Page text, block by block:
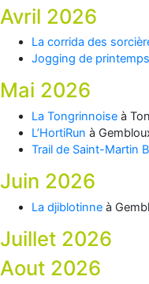
Avril 2026
La corrida des
Jogging de
Mai 2026
La Tongrinnoise à
L’HortiRun à
Trail de Saint-Martin
Juin 2026
La djiblotinne à
Juillet 2026
Aout 2026